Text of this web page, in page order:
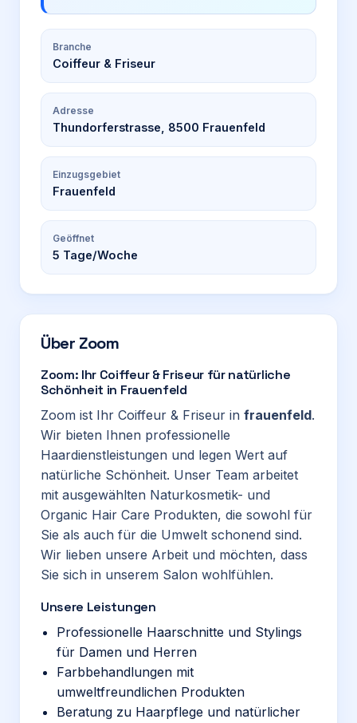
Branche
Coiffeur & Friseur
Adresse
Thundorferstrasse, 8500 Frauenfeld
Einzugsgebiet
Frauenfeld
Geöffnet
5 Tage/Woche
Über Zoom
Zoom: Ihr Coiffeur & Friseur für natürliche
Schönheit in Frauenfeld
Zoom ist Ihr Coiffeur & Friseur in frauenfeld.
Wir bieten Ihnen professionelle
Haardienstleistungen und legen Wert auf
natürliche Schönheit. Unser Team arbeitet
mit ausgewählten Naturkosmetik- und
Organic Hair Care Produkten, die sowohl für
Sie als auch für die Umwelt schonend sind.
Wir lieben unsere Arbeit und möchten, dass
Sie sich in unserem Salon wohlfühlen.
Unsere Leistungen
Professionelle Haarschnitte und Stylings
für Damen und Herren
Farbbehandlungen mit
umweltfreundlichen Produkten
Beratung zu Haarpflege und natürlicher